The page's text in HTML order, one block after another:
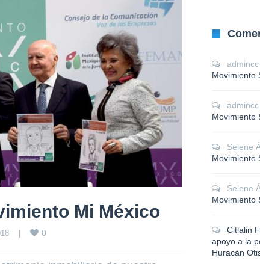
Mi México
0
admincc
Movimiento
admincc
Movimiento
Selene
Movimiento
Selene
Movimiento
Citlalin
apoyo a la
Huracán